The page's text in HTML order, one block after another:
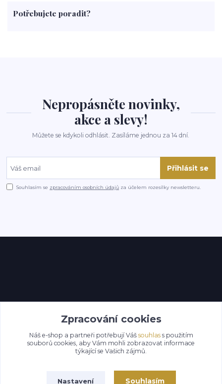
rohlíky
grilování čaj
Potřebujete poradit?
Nepropásněte novinky,
akce a slevy!
Můžete se kdykoli odhlásit. Zasíláme jednou za 14 dní.
Přihlásit se
Souhlasím se zpracováním osobních údajů za účelem rozesílky newsletteru.
Zpracování cookies
Náš e-shop a partneři potřebují Váš souhlass použitím
souborů cookies, aby Vám mohli zobrazovat informace
týkající se Vašich zájmů.
Nastavení Souhlasím